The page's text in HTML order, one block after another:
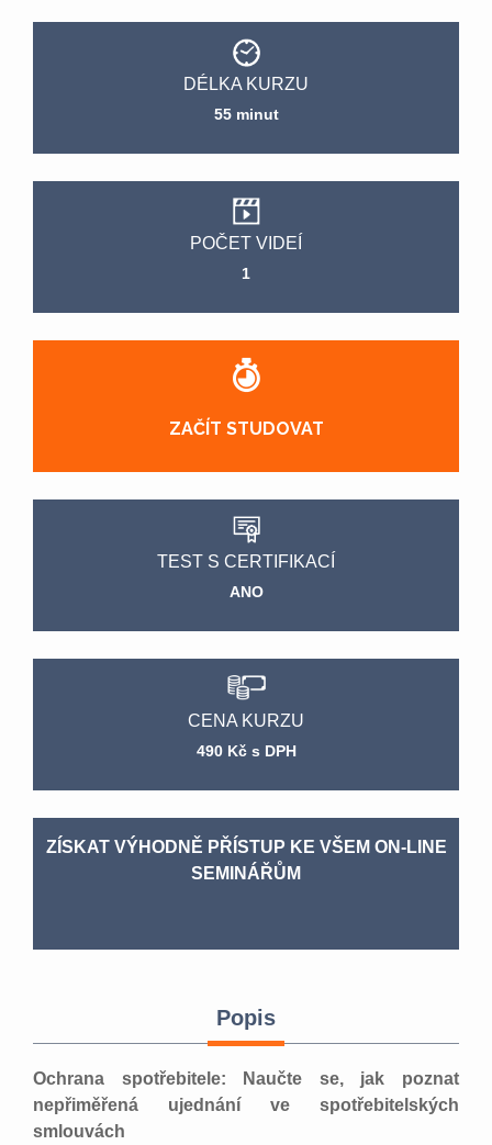
DÉLKA KURZU
55 minut
POČET VIDEÍ
1
ZAČÍT STUDOVAT
TEST S CERTIFIKACÍ
ANO
CENA KURZU
490 Kč s DPH
ZÍSKAT VÝHODNĚ PŘÍSTUP KE VŠEM ON-LINE
SEMINÁŘŮM
Popis
Ochrana spotřebitele: Naučte se, jak poznat
nepřiměřená ujednání ve spotřebitelských
smlouvách